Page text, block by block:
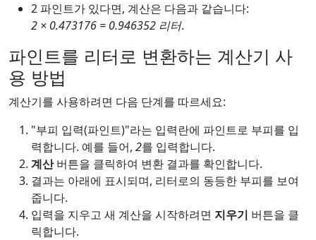
2 파인트가 있다면, 계산은 다음과 같습니다:
2 × 0.473176 = 0.946352 리터.
파인트를 리터로 변환하는 계산기 사
용 방법
계산기를 사용하려면 다음 단계를 따르세요:
"부피 입력(파인트)"라는 입력란에 파인트로 부피를 입
력합니다. 예를 들어, 2를 입력합니다.
계산버튼을 클릭하여 변환 결과를 확인합니다.
결과는 아래에 표시되며, 리터로의 동등한 부피를 보여
줍니다.
입력을 지우고 새 계산을 시작하려면 지우기 버튼을 클
릭합니다.